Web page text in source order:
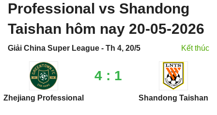
Professional vs Shandong
Taishan hôm nay 20-05-2026
Giải China Super League - Th 4, 20/5 Kết thúc
Zhejiang Professional
4 : 1
Shandong Taishan